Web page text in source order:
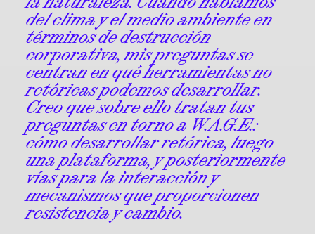
del clima y el medio ambiente en
términos de destrucción
corporativa, mis preguntas se
centran en qué herramientas no
retóricas podemos desarrollar.
Creo que sobre ello tratan tus
preguntas en torno a W.A.G.E.:
cómo desarrollar retórica, luego
una plataforma, y posteriormente
vías para la interacción y
mecanismos que proporcionen
resistencia y cambio.